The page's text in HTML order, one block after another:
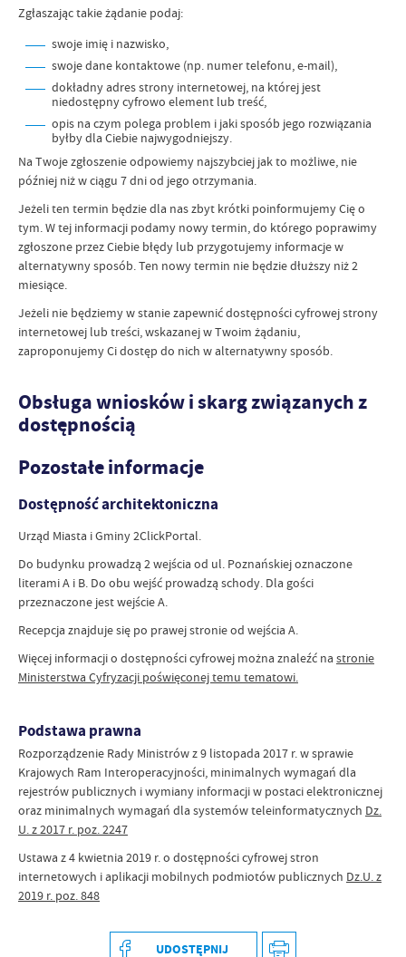
Zgłaszając takie żądanie podaj:
swoje imię i nazwisko,
swoje dane kontaktowe (np. numer telefonu, e-mail),
dokładny adres strony internetowej, na której jest
niedostępny cyfrowo element lub treść,
opis na czym polega problem i jaki sposób jego rozwiązania
byłby dla Ciebie najwygodniejszy.
Na Twoje zgłoszenie odpowiemy najszybciej jak to możliwe, nie
później niż w ciągu 7 dni od jego otrzymania.
Jeżeli ten termin będzie dla nas zbyt krótki poinformujemy Cię o
tym. W tej informacji podamy nowy termin, do którego poprawimy
zgłoszone przez Ciebie błędy lub przygotujemy informacje w
alternatywny sposób. Ten nowy termin nie będzie dłuższy niż 2
miesiące.
Jeżeli nie będziemy w stanie zapewnić dostępności cyfrowej strony
internetowej lub treści, wskazanej w Twoim żądaniu,
zaproponujemy Ci dostęp do nich w alternatywny sposób.
Obsługa wniosków i skarg związanych z
dostępnością
Pozostałe informacje
Dostępność architektoniczna
Urząd Miasta i Gminy 2ClickPortal.
Do budynku prowadzą 2 wejścia od ul. Poznańskiej oznaczone
literami A i B. Do obu wejść prowadzą schody. Dla gości
przeznaczone jest wejście A.
Recepcja znajduje się po prawej stronie od wejścia A.
Więcej informacji o dostępności cyfrowej można znaleźć na stronie
Ministerstwa Cyfryzacji poświęconej temu tematowi.
Podstawa prawna
Rozporządzenie Rady Ministrów z 9 listopada 2017 r. w sprawie
Krajowych Ram Interoperacyjności, minimalnych wymagań dla
rejestrów publicznych i wymiany informacji w postaci elektronicznej
oraz minimalnych wymagań dla systemów teleinformatycznych Dz.
U. z 2017 r. poz. 2247
Ustawa z 4 kwietnia 2019 r. o dostępności cyfrowej stron
internetowych i aplikacji mobilnych podmiotów publicznych Dz.U. z
2019 r. poz. 848
UDOSTĘPNIJ